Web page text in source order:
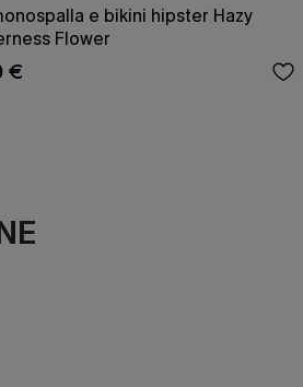
e bikini hipster Hazy
Flower
€